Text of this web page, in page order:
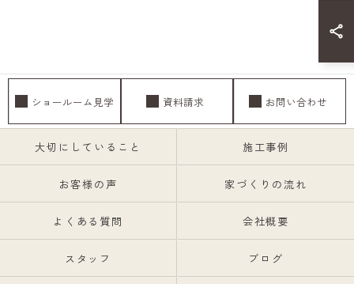
ショールーム見学 資料請求 お問い合わせ
大切にしていること 施工事例
お客様の声 家づくりの流れ
よくある質問 会社概要
スタッフ ブログ